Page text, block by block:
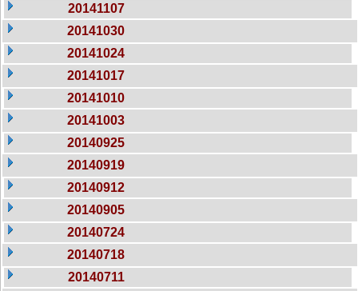
20141107
20141030
20141024
20141017
20141010
20141003
20140925
20140919
20140912
20140905
20140724
20140718
20140711